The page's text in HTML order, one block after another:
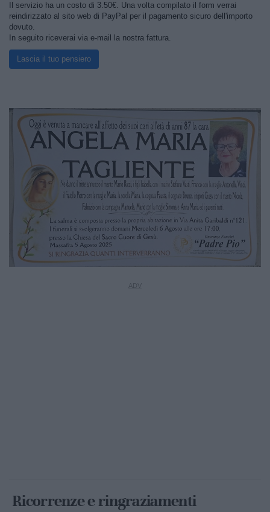
Il servizio ha un costo di 3.50€. Una volta compilato il form verrai
reindirizzato al sito web di PayPal per il pagamento sicuro dell'importo
dovuto.
In seguito riceverai via e-mail la nostra fattura.
Lascia il tuo pensiero
Ricorrenze e ringraziamenti